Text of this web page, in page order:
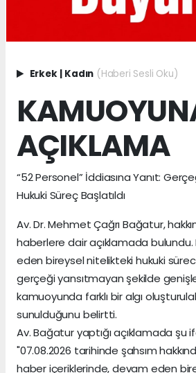
Erkek Kadın (Haberi Sesli Oku)
AÇIKLAMA
“52 Personel” İddiasına Yanıt:
Hukuki Süreç Başlatıldı
Av. Dr. Mehmet Çağrı Bağatur,
haberlere dair açıklamada
eden bireysel nitelikteki hukuki
gerçeği yansıtmayan şekilde
kamuoyunda farklı bir algı
sunulduğunu belirtti.
Av. Bağatur yaptığı açıklamada şu
"07.08.2026 tarihinde şahsım
haber içeriklerinde, devam eden